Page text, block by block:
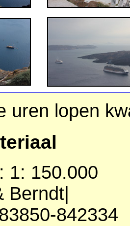
uren lopen
1: 150.000
Berndt|
842334